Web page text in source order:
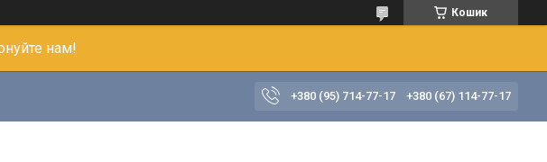
Кошик
нам!
+380 (95) 714-77-17 +380 (67) 114-77-17